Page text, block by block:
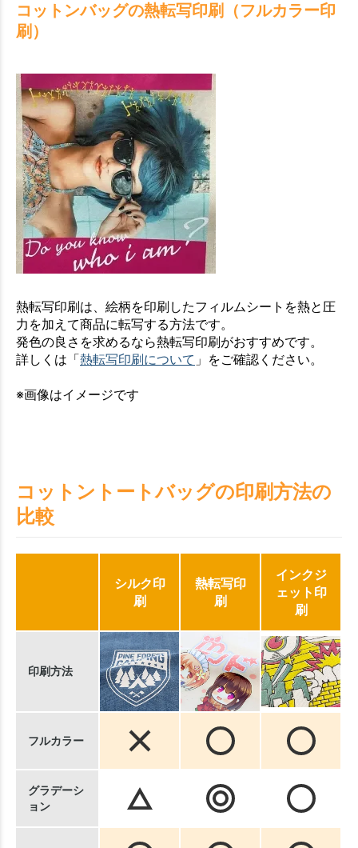
コットンバッグの熱転写印刷（フルカラー印
刷）
熱転写印刷は、絵柄を印刷したフィルムシートを熱と圧
力を加えて商品に転写する方法です。
発色の良さを求めるなら熱転写印刷がおすすめです。
詳しくは「熱転写印刷について 」をご確認ください。
※画像はイメージです
コットントートバッグの印刷方法の
比較
シルク印
刷
熱転写印
刷
インクジ
ェット印
刷
印刷方法
フルカラー
グラデーシ
ョン